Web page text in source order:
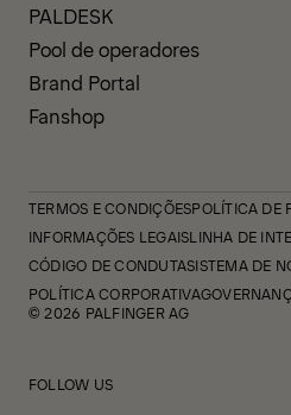
PALDESK
Pool de operadores
Brand Portal
Fanshop
TERMOS E CONDIÇÕESPOLÍTICA DE
INFORMAÇÕES LEGAISLINHA DE
CÓDIGO DE CONDUTASISTEMA DE
POLÍTICA CORPORATIVA
© 2026 PALFINGER AG
FOLLOW US